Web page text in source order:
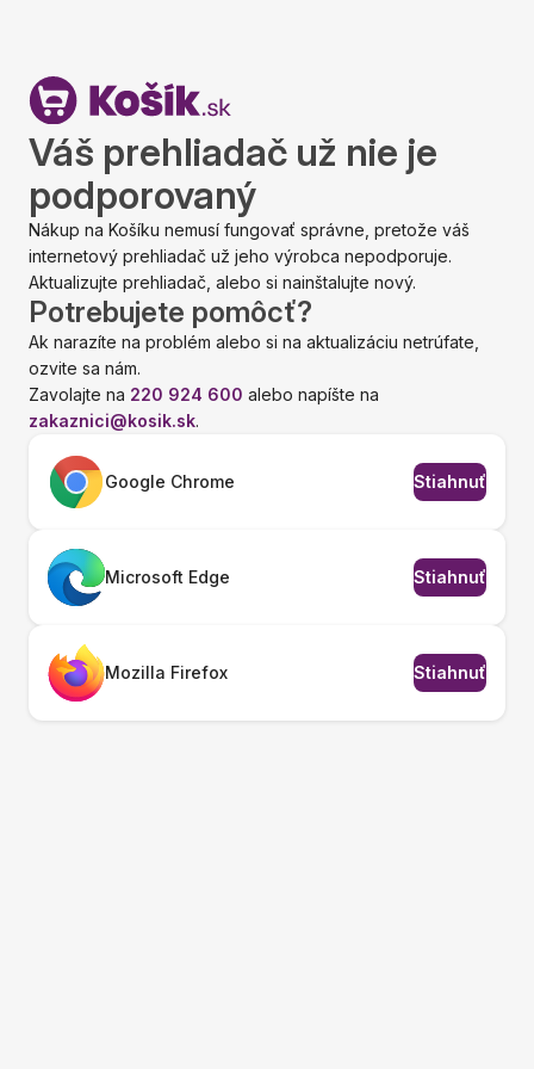
Váš prehliadač už nie je
podporovaný
Nákup na Košíku nemusí fungovať správne, pretože váš
internetový prehliadač už jeho výrobca nepodporuje.
Aktualizujte prehliadač, alebo si nainštalujte nový.
Potrebujete pomôcť?
Ak narazíte na problém alebo si na aktualizáciu netrúfate,
ozvite sa nám.
Zavolajte na 220 924 600 alebo napíšte na
zakaznici@kosik.sk.
Google Chrome Stiahnuť
Microsoft Edge Stiahnuť
Mozilla Firefox Stiahnuť